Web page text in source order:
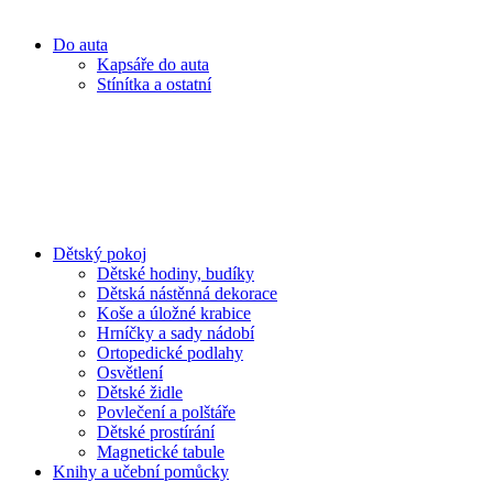
Do auta
Kapsáře do auta
Stínítka a ostatní
Dětský pokoj
Dětské hodiny, budíky
Dětská nástěnná dekorace
Koše a úložné krabice
Hrníčky a sady nádobí
Ortopedické podlahy
Osvětlení
Dětské židle
Povlečení a polštáře
Dětské prostírání
Magnetické tabule
Knihy a učební pomůcky